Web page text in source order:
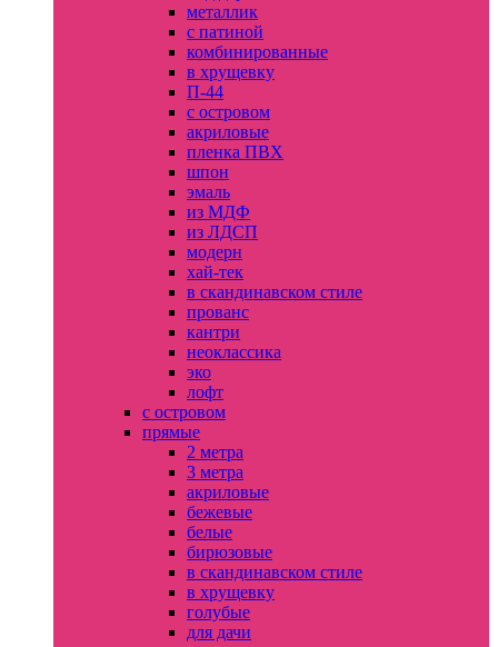
металлик
с патиной
комбинированные
в хрущевку
П-44
с островом
акриловые
пленка ПВХ
шпон
эмаль
из МДФ
из ЛДСП
модерн
хай-тек
в скандинавском стиле
прованс
кантри
неоклассика
эко
лофт
с островом
прямые
2 метра
3 метра
акриловые
бежевые
белые
бирюзовые
в скандинавском стиле
в хрущевку
голубые
для дачи